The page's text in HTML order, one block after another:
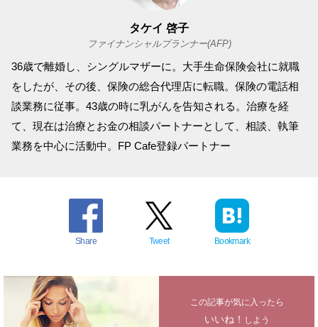
タケイ 啓子
ファイナンシャルプランナー(AFP)
36歳で離婚し、シングルマザーに。大手生命保険会社に就職
をしたが、その後、保険の総合代理店に転職。保険の電話相
談業務に従事。43歳の時に乳がんを告知される。治療を経
て、現在は治療とお金の相談パートナーとして、相談、執筆
業務を中心に活動中。FP Cafe登録パートナー
Share Tweet Bookmark
この記事が気に入ったら
いいね！ しよう